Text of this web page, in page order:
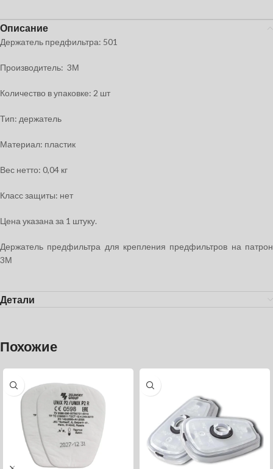
Описание
Держатель предфильтра: 501
Производитель: 3М
Количество в упаковке: 2 шт
Тип: держатель
Материал: пластик
Вес нетто: 0,04 кг
Класс защиты: нет
Цена указана за 1 штуку.
Держатель предфильтра для крепления предфильтров на патрон
3М
Детали
Похожие